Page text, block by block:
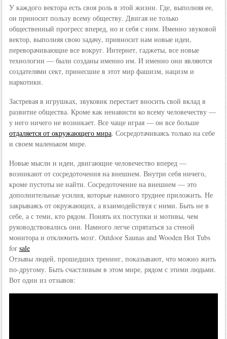
У каждого вектора есть своя роль в этой жизни. Где, выполняя ее,
он приносит пользу всему обществу. Двигая не только
общественный прогресс вперед, но и себя с ним. Именно звуковой
вектор, выполняя свою задачу, привносит нам новые идеи,
переворачивающие все вокруг. Интернет, гаджеты, все новые
технологии — были созданы именно им. И именно они являются
создателями сект, принесшие в этот мир фашизм, нацизм и
наркотики.
Застревая в игрушках, звуковик перестает вносить свой вклад в
развитие общества. Кроме как ненависти ко всему человечеству —
у него ничего не возникает. Все чаще играя — он все больше
отдаляется от окружающего мира. Сосредотачиваясь только на себе
и своем маленьком мире.
Новые мысли и идеи, двигающие человечество вперед —
возникают от сосредоточения на внешнем. Внутри себя ничего,
кроме пустоты не найти. Сосредоточение на внешнем — это
дополнительные усилия, которые намного труднее приложить. Не
закрываясь от окружающих, а взаимодействуя с ними. Быть не в
себе, а с теми, кто рядом. Понять их поступки и мотивы, чем
руководствовались они. Намного легче спрятаться за стеной
монитора и отключить мозг. Outdoor Saunas and Wooden Hot Tubs
for sale
Отзывы людей, прошедших тренинг, показывают, что можно жить
по-другому. Быть счастливым в этом мире, рядом с этими людьми.
Вот один из отзывов: